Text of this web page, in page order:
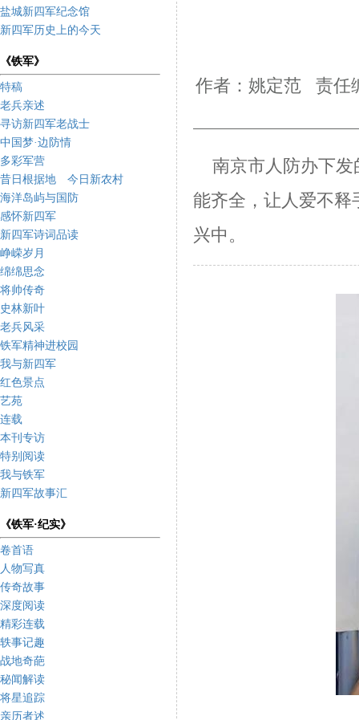
盐城新四军纪念馆
新四军历史上的今天
《铁军》
特稿
老兵亲述
寻访新四军老战士
中国梦·边防情
多彩军营
昔日根据地 今日新农村
海洋岛屿与国防
感怀新四军
新四军诗词品读
峥嵘岁月
绵绵思念
将帅传奇
史林新叶
老兵风采
铁军精神进校园
我与新四军
红色景点
艺苑
连载
本刊专访
特别阅读
我与铁军
新四军故事汇
《铁军·纪实》
卷首语
人物写真
传奇故事
深度阅读
精彩连载
轶事记趣
战地奇葩
秘闻解读
将星追踪
亲历者述
作者：姚定范 责任
南京市人防办下发
能齐全，让人爱不释
兴中。